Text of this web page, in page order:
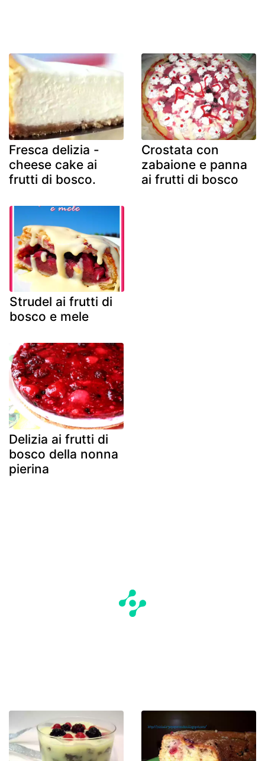
Fresca delizia -
cheese cake ai
frutti di bosco.
Crostata con
zabaione e panna
ai frutti di bosco
Strudel ai frutti di
bosco e mele
Delizia ai frutti di
bosco della nonna
pierina